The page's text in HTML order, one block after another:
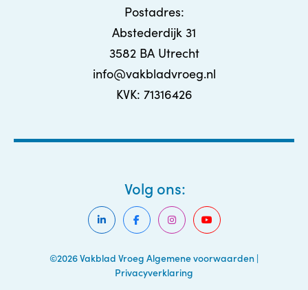
Postadres:
Abstederdijk 31
3582 BA Utrecht
info@vakbladvroeg.nl
KVK: 71316426
©2026 Vakblad Vroeg Algemene voorwaarden |
Privacyverklaring
Volg ons: